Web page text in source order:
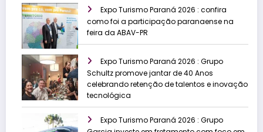
Expo Turismo Paraná 2026 : confira
como foi a participação paranaense na
feira da ABAV-PR
Expo Turismo Paraná 2026 : Grupo
Schultz promove jantar de 40 Anos
celebrando retenção de talentos e inovação
tecnológica
Expo Turismo Paraná 2026 : Grupo